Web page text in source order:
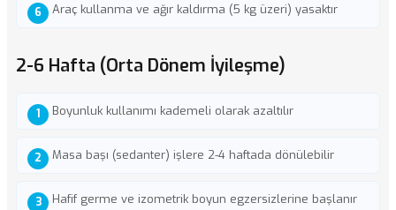
Araç kullanma ve ağır kaldırma (5 kg üzeri) yasaktır
2-6 Hafta (Orta Dönem İyileşme)
Boyunluk kullanımı kademeli olarak azaltılır
Masa başı (sedanter) işlere 2-4 haftada dönülebilir
Hafif germe ve izometrik boyun egzersizlerine başlanır